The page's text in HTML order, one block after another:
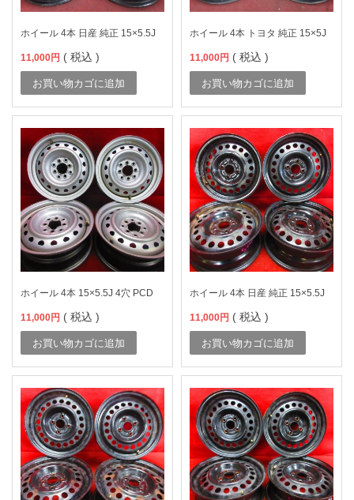
ホイール 4本 日産 純正 15×5.5J
11,000円 ( 税込 )
お買い物カゴに追加
ホイール 4本 トヨタ 純正 15×5J
11,000円 ( 税込 )
お買い物カゴに追加
ホイール 4本 15×5.5J 4穴 PCD
11,000円 ( 税込 )
お買い物カゴに追加
ホイール 4本 日産 純正 15×5.5J
11,000円 ( 税込 )
お買い物カゴに追加